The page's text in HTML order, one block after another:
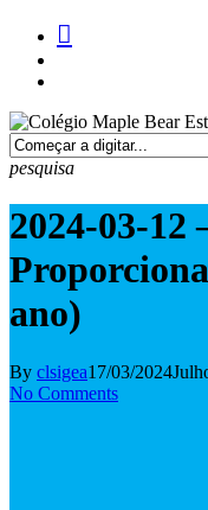
facebook
instagram
medium
pesquisa
Pesquisa
2024-03-12
ano)
By clsigea17/03/2024
No Comments